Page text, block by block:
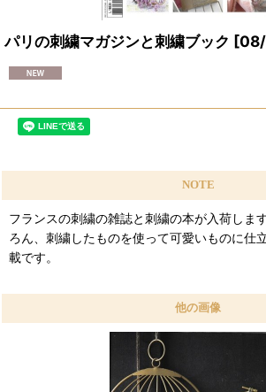
パリの刺繍マガジンと刺繍ブック [
NOTE
フランスの刺繍の雑誌と刺繍の本が入荷しま
ろん、刺繍したものを使って可愛いものに仕
載です。
他の画像